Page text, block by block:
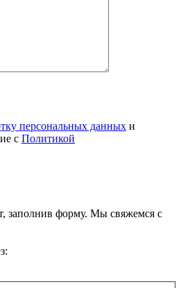
персональных данных и
с Политикой
заполнив форму. Мы свяжемся с